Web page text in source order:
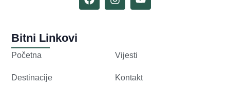
Bitni Linkovi
Početna
Destinacije
Vijesti
Kontakt